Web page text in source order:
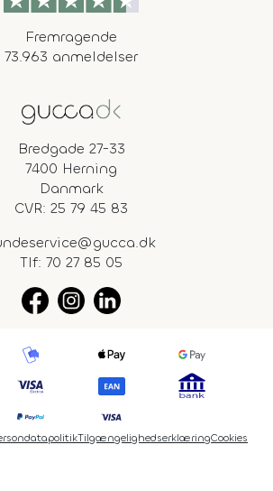
Fremragende
73.963 anmeldelser
Bredgade 27-33
7400 Herning
Danmark
CVR: 25 79 45 83
Tlf: 70 27 85 05
TilgængelighedserklæringCookies